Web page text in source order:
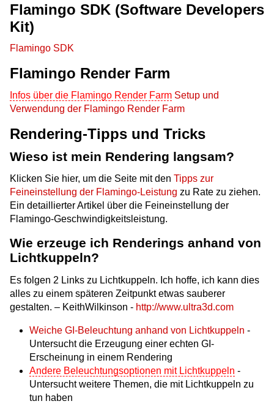
Flamingo SDK (Software Developers
Kit)
Flamingo SDK
Flamingo Render Farm
Infos über die Flamingo Render Farm Setup und
Verwendung der Flamingo Render Farm
Rendering-Tipps und Tricks
Wieso ist mein Rendering langsam?
Klicken Sie hier, um die Seite mit den Tipps zur
Feineinstellung der Flamingo-Leistung zu Rate zu ziehen.
Ein detaillierter Artikel über die Feineinstellung der
Flamingo-Geschwindigkeitsleistung.
Wie erzeuge ich Renderings anhand von
Lichtkuppeln?
Es folgen 2 Links zu Lichtkuppeln. Ich hoffe, ich kann dies
alles zu einem späteren Zeitpunkt etwas sauberer
gestalten. – KeithWilkinson - http://www.ultra3d.com
Weiche GI-Beleuchtung anhand von Lichtkuppeln -
Untersucht die Erzeugung einer echten GI-
Erscheinung in einem Rendering
Andere Beleuchtungsoptionen mit Lichtkuppeln -
Untersucht weitere Themen, die mit Lichtkuppeln zu
tun haben